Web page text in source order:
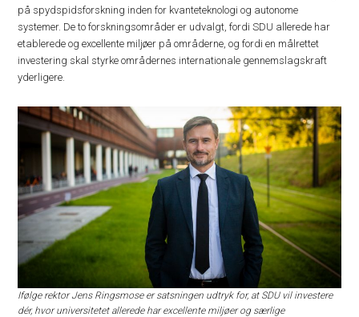
på spydspidsforskning inden for kvanteteknologi og autonome
systemer. De to forskningsområder er udvalgt, fordi SDU allerede har
etablerede og excellente miljøer på områderne, og fordi en målrettet
investering skal styrke områdernes internationale gennemslagskraft
yderligere.
Ifølge rektor Jens Ringsmose er satsningen udtryk for, at SDU vil investere
dér, hvor universitetet allerede har excellente miljøer og særlige